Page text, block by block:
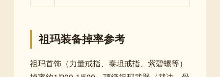
祖玛装备掉率参考
祖玛首饰（力量戒指、泰坦戒指、紫碧螺等）